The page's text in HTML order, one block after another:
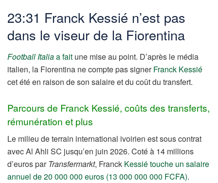
23:31 Franck Kessié n’est pas
dans le viseur de la Fiorentina
Football Italiaa fait une mise au point. D’après le média
italien, la Fiorentina ne compte pas signerFranck Kessié
cet été en raison de son salaire et du coût du transfert.
Parcours de Franck Kessié, coûts des transferts,
rémunération et plus
Le milieu de terrain international ivoirien est sous contrat
avec Al Ahli SC jusqu’en juin 2026. Coté à 14 millions
d’euros par Transfermarkt, Franck Kessié touche un salaire
annuel de 20 000 000 euros (13 000 000 000 FCFA).